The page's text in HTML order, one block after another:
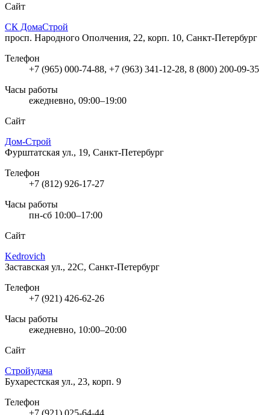
Сайт
СК ДомаСтрой
просп. Народного Ополчения, 22, корп. 10, Санкт-Петербург
Телефон
+7 (965) 000-74-88, +7 (963) 341-12-28, 8 (800) 200-09-35
Часы работы
ежедневно, 09:00–19:00
Сайт
Дом-Строй
Фурштатская ул., 19, Санкт-Петербург
Телефон
+7 (812) 926-17-27
Часы работы
пн-сб 10:00–17:00
Сайт
Kedrovich
Заставская ул., 22С, Санкт-Петербург
Телефон
+7 (921) 426-62-26
Часы работы
ежедневно, 10:00–20:00
Сайт
Стройудача
Бухарестская ул., 23, корп. 9
Телефон
+7 (921) 025-64-44